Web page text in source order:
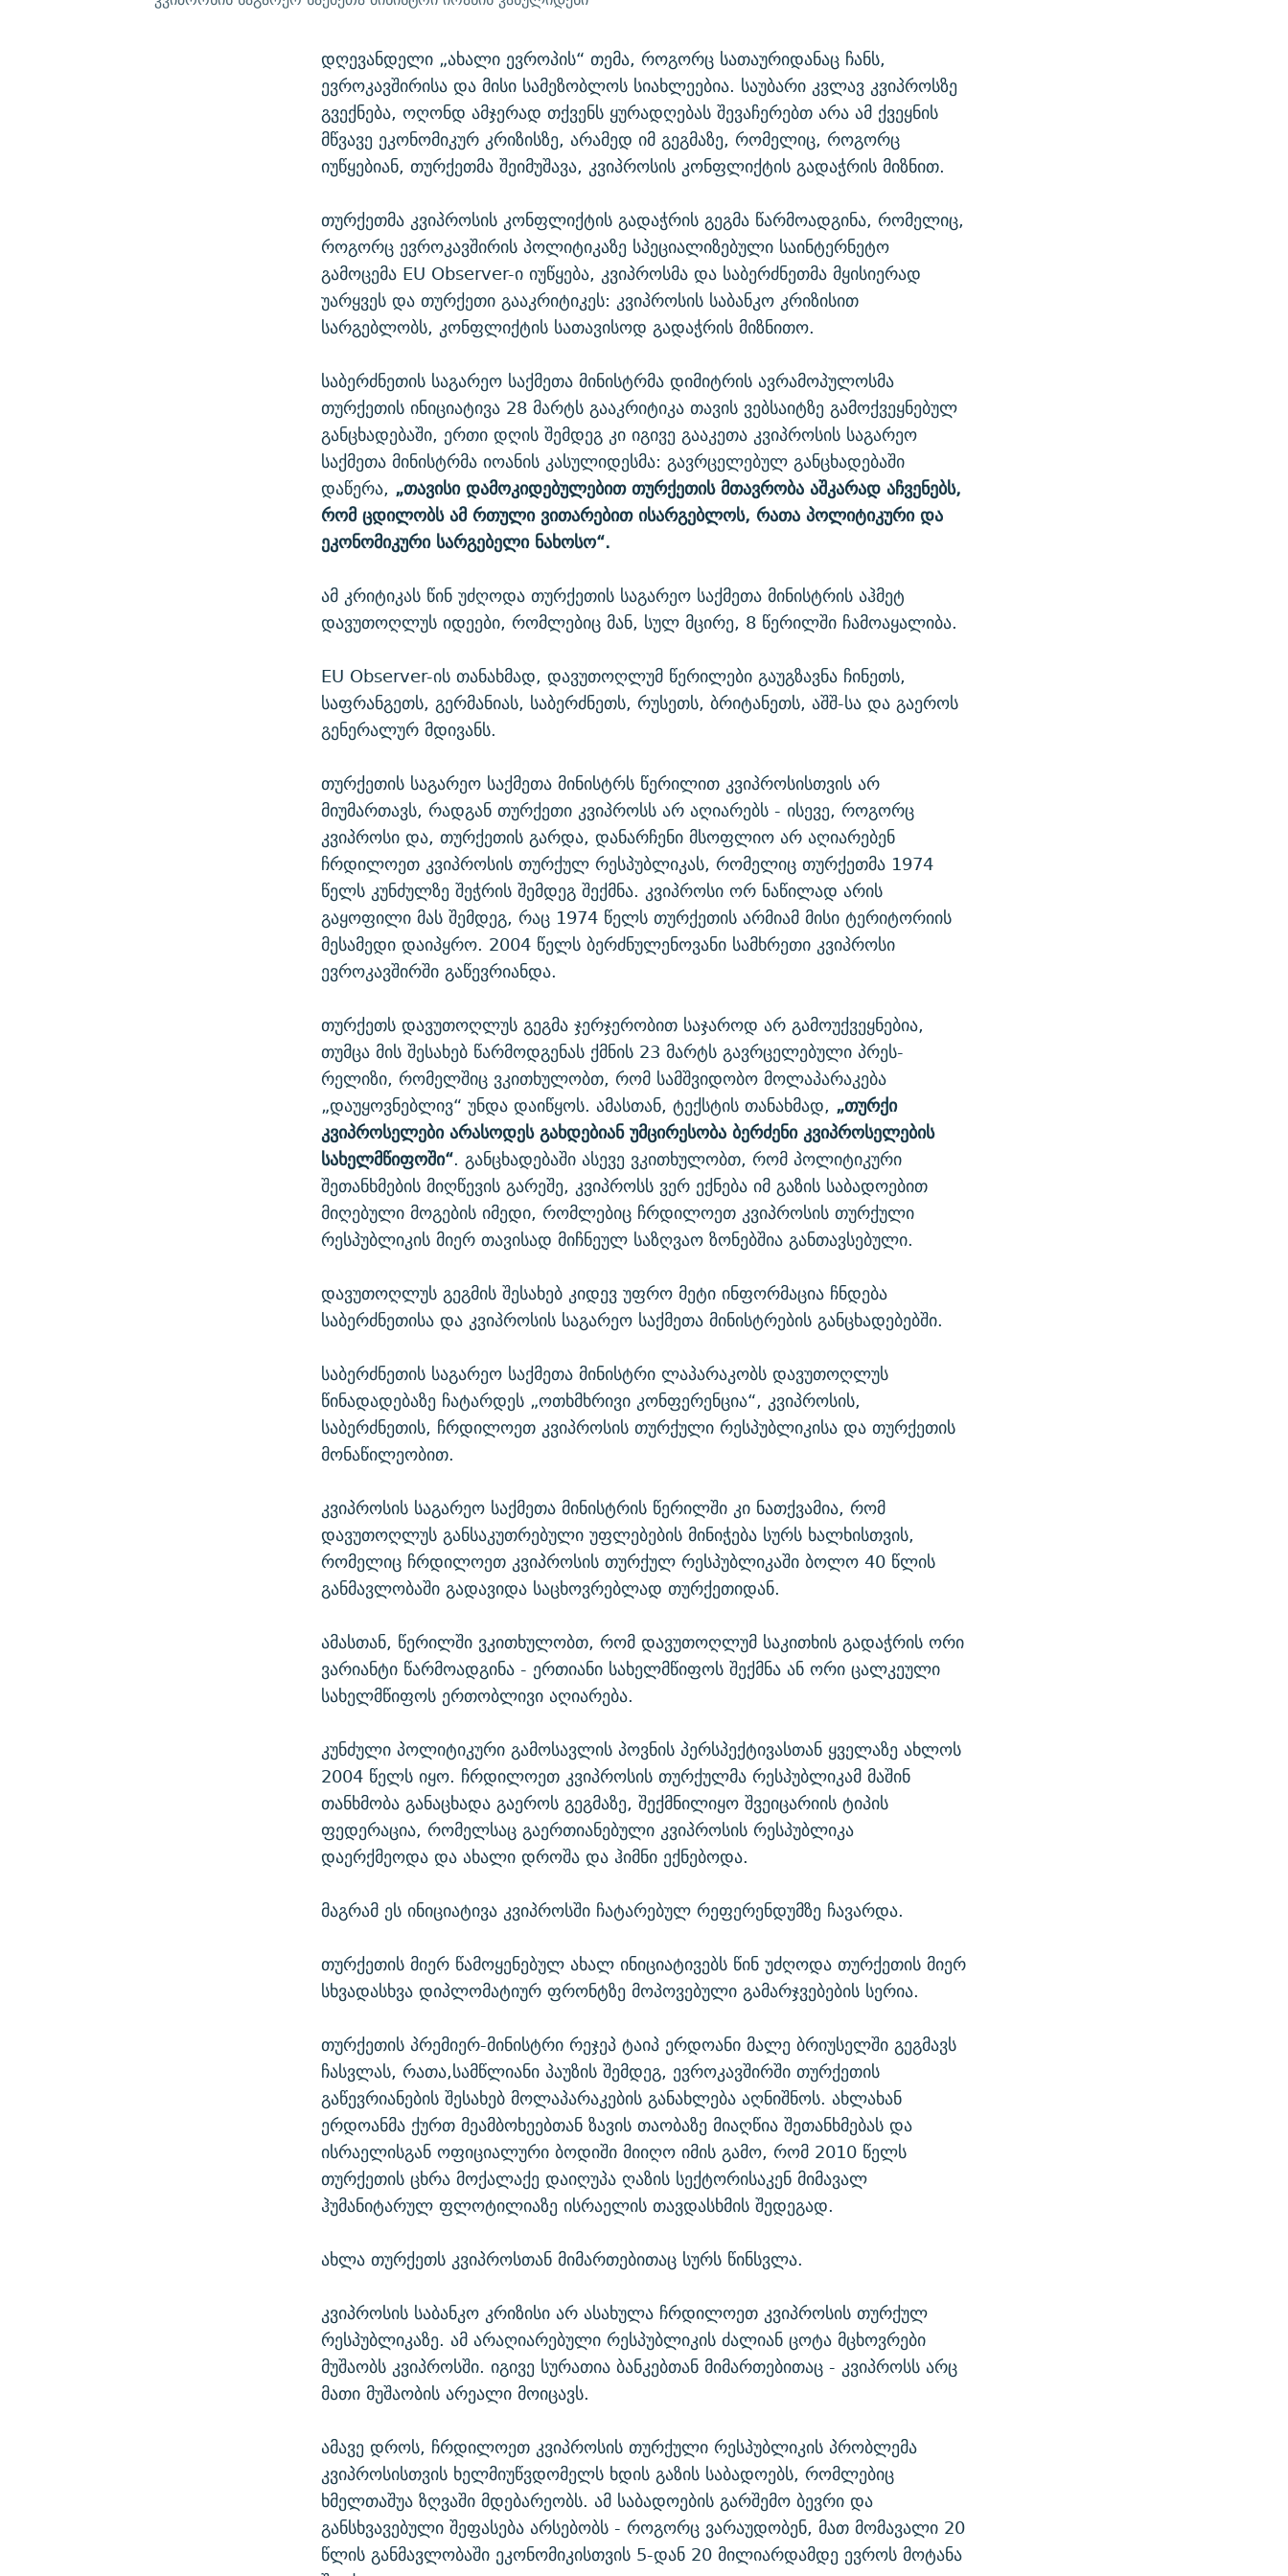
დღევანდელი „ახალი ევროპის“ თემა, როგორც სათაურიდანაც ჩანს,
ევროკავშირისა და მისი სამეზობლოს სიახლეებია. საუბარი კვლავ კვიპროსზე
გვექნება, ოღონდ ამჯერად თქვენს ყურადღებას შევაჩერებთ არა ამ ქვეყნის
მწვავე ეკონომიკურ კრიზისზე, არამედ იმ გეგმაზე, რომელიც, როგორც
იუწყებიან, თურქეთმა შეიმუშავა, კვიპროსის კონფლიქტის გადაჭრის მიზნით.
თურქეთმა კვიპროსის კონფლიქტის გადაჭრის გეგმა წარმოადგინა, რომელიც,
როგორც ევროკავშირის პოლიტიკაზე სპეციალიზებული საინტერნეტო
გამოცემა EU Observer-ი იუწყება, კვიპროსმა და საბერძნეთმა მყისიერად
უარყვეს და თურქეთი გააკრიტიკეს: კვიპროსის საბანკო კრიზისით
სარგებლობს, კონფლიქტის სათავისოდ გადაჭრის მიზნითო.
საბერძნეთის საგარეო საქმეთა მინისტრმა დიმიტრის ავრამოპულოსმა
თურქეთის ინიციატივა 28 მარტს გააკრიტიკა თავის ვებსაიტზე გამოქვეყნებულ
განცხადებაში, ერთი დღის შემდეგ კი იგივე გააკეთა კვიპროსის საგარეო
საქმეთა მინისტრმა იოანის კასულიდესმა: გავრცელებულ განცხადებაში
დაწერა, „თავისი დამოკიდებულებით თურქეთის მთავრობა აშკარად აჩვენებს,
რომ ცდილობს ამ რთული ვითარებით ისარგებლოს, რათა პოლიტიკური და
ეკონომიკური სარგებელი ნახოსო“.
ამ კრიტიკას წინ უძღოდა თურქეთის საგარეო საქმეთა მინისტრის აჰმეტ
დავუთოღლუს იდეები, რომლებიც მან, სულ მცირე, 8 წერილში ჩამოაყალიბა.
EU Observer-ის თანახმად, დავუთოღლუმ წერილები გაუგზავნა ჩინეთს,
საფრანგეთს, გერმანიას, საბერძნეთს, რუსეთს, ბრიტანეთს, აშშ-სა და გაეროს
გენერალურ მდივანს.
თურქეთის საგარეო საქმეთა მინისტრს წერილით კვიპროსისთვის არ
მიუმართავს, რადგან თურქეთი კვიპროსს არ აღიარებს - ისევე, როგორც
კვიპროსი და, თურქეთის გარდა, დანარჩენი მსოფლიო არ აღიარებენ
ჩრდილოეთ კვიპროსის თურქულ რესპუბლიკას, რომელიც თურქეთმა 1974
წელს კუნძულზე შეჭრის შემდეგ შექმნა. კვიპროსი ორ ნაწილად არის
გაყოფილი მას შემდეგ, რაც 1974 წელს თურქეთის არმიამ მისი ტერიტორიის
მესამედი დაიპყრო. 2004 წელს ბერძნულენოვანი სამხრეთი კვიპროსი
ევროკავშირში გაწევრიანდა.
თურქეთს დავუთოღლუს გეგმა ჯერჯერობით საჯაროდ არ გამოუქვეყნებია,
თუმცა მის შესახებ წარმოდგენას ქმნის 23 მარტს გავრცელებული პრეს-
რელიზი, რომელშიც ვკითხულობთ, რომ სამშვიდობო მოლაპარაკება
„დაუყოვნებლივ“ უნდა დაიწყოს. ამასთან, ტექსტის თანახმად, „თურქი
კვიპროსელები არასოდეს გახდებიან უმცირესობა ბერძენი კვიპროსელების
სახელმწიფოში“. განცხადებაში ასევე ვკითხულობთ, რომ პოლიტიკური
შეთანხმების მიღწევის გარეშე, კვიპროსს ვერ ექნება იმ გაზის საბადოებით
მიღებული მოგების იმედი, რომლებიც ჩრდილოეთ კვიპროსის თურქული
რესპუბლიკის მიერ თავისად მიჩნეულ საზღვაო ზონებშია განთავსებული.
დავუთოღლუს გეგმის შესახებ კიდევ უფრო მეტი ინფორმაცია ჩნდება
საბერძნეთისა და კვიპროსის საგარეო საქმეთა მინისტრების განცხადებებში.
საბერძნეთის საგარეო საქმეთა მინისტრი ლაპარაკობს დავუთოღლუს
წინადადებაზე ჩატარდეს „ოთხმხრივი კონფერენცია“, კვიპროსის,
საბერძნეთის, ჩრდილოეთ კვიპროსის თურქული რესპუბლიკისა და თურქეთის
მონაწილეობით.
კვიპროსის საგარეო საქმეთა მინისტრის წერილში კი ნათქვამია, რომ
დავუთოღლუს განსაკუთრებული უფლებების მინიჭება სურს ხალხისთვის,
რომელიც ჩრდილოეთ კვიპროსის თურქულ რესპუბლიკაში ბოლო 40 წლის
განმავლობაში გადავიდა საცხოვრებლად თურქეთიდან.
ამასთან, წერილში ვკითხულობთ, რომ დავუთოღლუმ საკითხის გადაჭრის ორი
ვარიანტი წარმოადგინა - ერთიანი სახელმწიფოს შექმნა ან ორი ცალკეული
სახელმწიფოს ერთობლივი აღიარება.
კუნძული პოლიტიკური გამოსავლის პოვნის პერსპექტივასთან ყველაზე ახლოს
2004 წელს იყო. ჩრდილოეთ კვიპროსის თურქულმა რესპუბლიკამ მაშინ
თანხმობა განაცხადა გაეროს გეგმაზე, შექმნილიყო შვეიცარიის ტიპის
ფედერაცია, რომელსაც გაერთიანებული კვიპროსის რესპუბლიკა
დაერქმეოდა და ახალი დროშა და ჰიმნი ექნებოდა.
მაგრამ ეს ინიციატივა კვიპროსში ჩატარებულ რეფერენდუმზე ჩავარდა.
თურქეთის მიერ წამოყენებულ ახალ ინიციატივებს წინ უძღოდა თურქეთის მიერ
სხვადასხვა დიპლომატიურ ფრონტზე მოპოვებული გამარჯვებების სერია.
თურქეთის პრემიერ-მინისტრი რეჯეპ ტაიპ ერდოანი მალე ბრიუსელში გეგმავს
ჩასვლას, რათა,სამწლიანი პაუზის შემდეგ, ევროკავშირში თურქეთის
გაწევრიანების შესახებ მოლაპარაკების განახლება აღნიშნოს. ახლახან
ერდოანმა ქურთ მეამბოხეებთან ზავის თაობაზე მიაღწია შეთანხმებას და
ისრაელისგან ოფიციალური ბოდიში მიიღო იმის გამო, რომ 2010 წელს
თურქეთის ცხრა მოქალაქე დაიღუპა ღაზის სექტორისაკენ მიმავალ
ჰუმანიტარულ ფლოტილიაზე ისრაელის თავდასხმის შედეგად.
ახლა თურქეთს კვიპროსთან მიმართებითაც სურს წინსვლა.
კვიპროსის საბანკო კრიზისი არ ასახულა ჩრდილოეთ კვიპროსის თურქულ
რესპუბლიკაზე. ამ არაღიარებული რესპუბლიკის ძალიან ცოტა მცხოვრები
მუშაობს კვიპროსში. იგივე სურათია ბანკებთან მიმართებითაც - კვიპროსს არც
მათი მუშაობის არეალი მოიცავს.
ამავე დროს, ჩრდილოეთ კვიპროსის თურქული რესპუბლიკის პრობლემა
კვიპროსისთვის ხელმიუწვდომელს ხდის გაზის საბადოებს, რომლებიც
ხმელთაშუა ზღვაში მდებარეობს. ამ საბადოების გარშემო ბევრი და
განსხვავებული შეფასება არსებობს - როგორც ვარაუდობენ, მათ მომავალი 20
წლის განმავლობაში ეკონომიკისთვის 5-დან 20 მილიარდამდე ევროს მოტანა